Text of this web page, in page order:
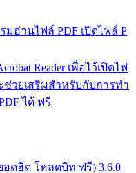
รมอ่านไฟล์ PDF เปิดไฟล์ P
Reader เพื่อไว้เปิดไฟ
ช่วยเสริมสำหรับกับการทำ
ได้ ฟรี
อดฮิต โหลดบิท ฟรี) 3.6.0